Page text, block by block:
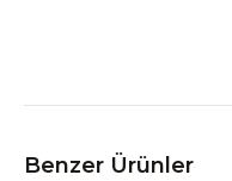
Benzer Ürünler